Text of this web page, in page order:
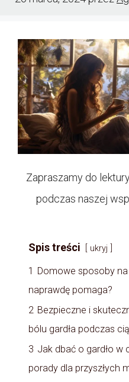
Zapraszamy do
podczas naszej
Spis treści ukryj
1 Domowe sposoby
naprawdę pomaga?
2 Bezpieczne i
bólu gardła podczas
3 Jak dbać o gardło w
porady dla przyszłych